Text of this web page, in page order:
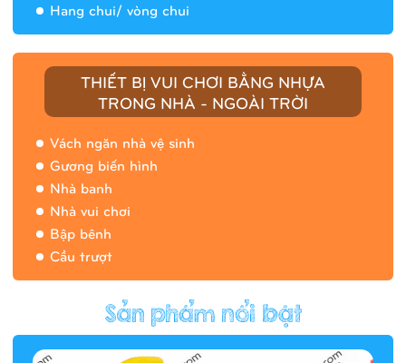
Hang chui/ vòng chui
THIẾT BỊ VUI CHƠI BẰNG NHỰA
TRONG NHÀ - NGOÀI TRỜI
Vách ngăn nhà vệ sinh
Gương biến hình
Nhà banh
Nhà vui chơi
Bập bênh
Cầu trượt
Nhà banh 9H5408
Hàng rào/nhà banh 9H5412